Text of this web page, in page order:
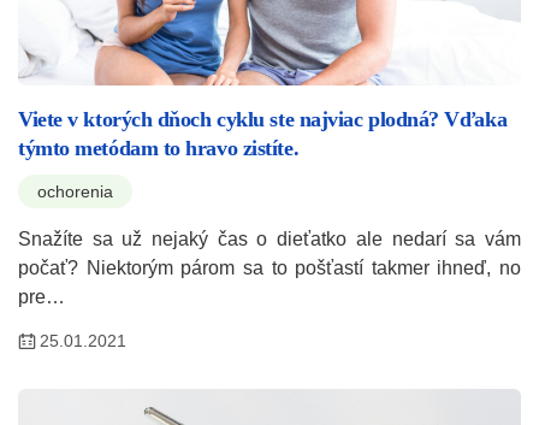
Viete v ktorých dňoch cyklu ste najviac plodná? Vďaka
týmto metódam to hravo zistíte.
ochorenia
Snažíte sa už nejaký čas o dieťatko ale nedarí sa vám
počať? Niektorým párom sa to pošťastí takmer ihneď, no
pre…
25.01.2021